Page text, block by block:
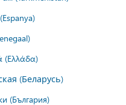
(Ελλάδα)
(Беларусь)
(България)